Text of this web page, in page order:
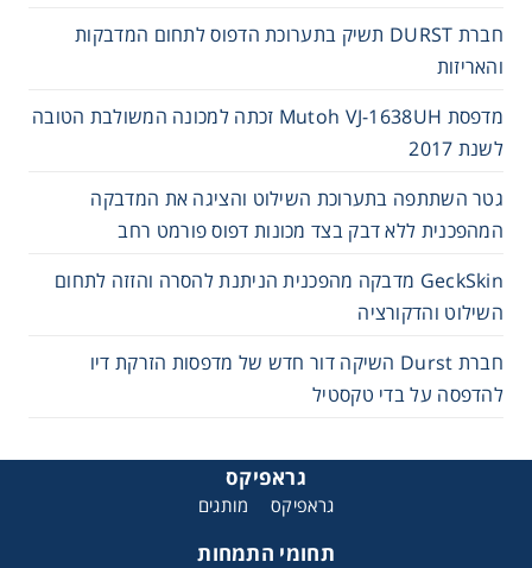
חברת DURST תשיק בתערוכת הדפוס לתחום המדבקות
והאריזות
מדפסת Mutoh VJ-1638UH זכתה למכונה המשולבת הטובה
לשנת 2017
גטר השתתפה בתערוכת השילוט והציגה את המדבקה
המהפכנית ללא דבק בצד מכונות דפוס פורמט רחב
GeckSkin מדבקה מהפכנית הניתנת להסרה והזזה לתחום
השילוט והדקורציה
חברת Durst השיקה דור חדש של מדפסות הזרקת דיו
להדפסה על בדי טקסטיל
גראפיקס
גראפיקס מותגים
תחומי התמחות